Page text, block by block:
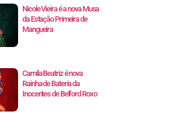
Nicole Vieira é a nova Musa
da Estação Primeira de
Mangueira
Camila Beatriz é nova
Rainha de Bateria da
Inocentes de Belford Roxo